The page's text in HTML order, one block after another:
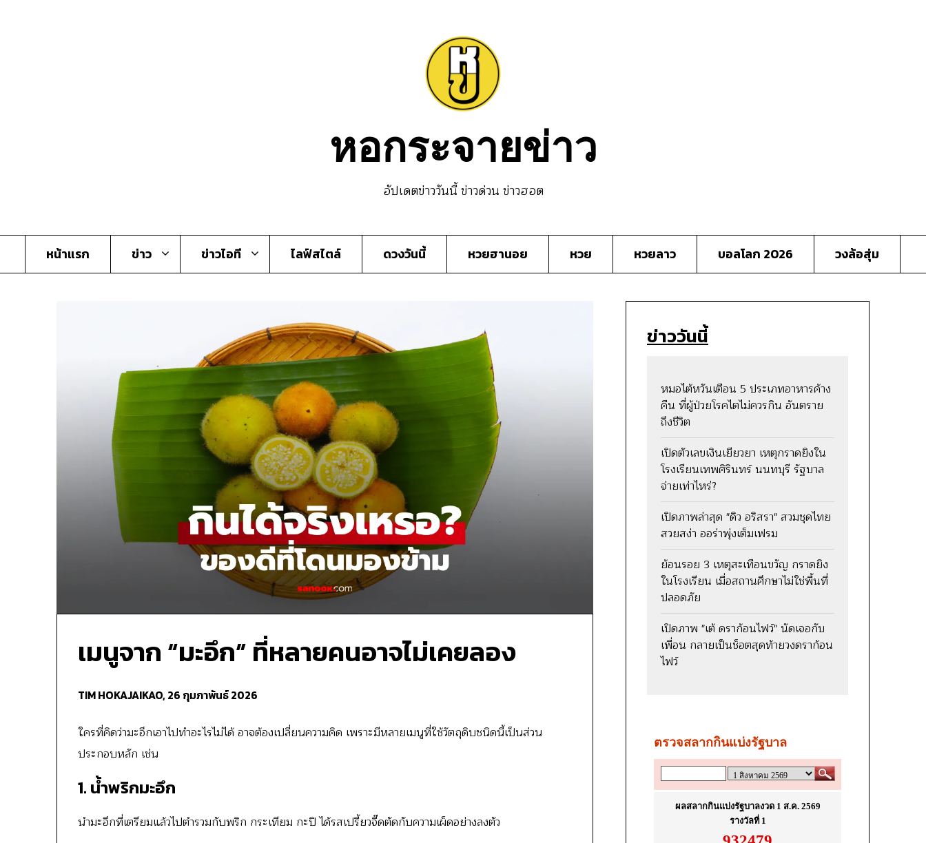
หอกระจายข่าว
อัปเดตข่าววันนี้ ข่าวด่วน ข่าวฮอต
หน้าแรก ข่าว ข่าวไอที ไลฟ์สไตล์ ดวงวันนี้ หวยฮานอย หวย หวยลาว บอลโลก 2026 วงล้อสุ่ม
เมนูจาก “มะอึก” ที่หลายคนอาจไม่เคยลอง
TIM HOKAJAIKAO, 26 กุมภาพันธ์ 2026
ใครที่คิดว่ามะอึกเอาไปทำอะไรไม่ได้ อาจต้องเปลี่ยนความคิด เพราะมีหลายเมนูที่ใช้วัตถุดิบชนิดนี้เป็นส่วน
ประกอบหลัก เช่น
1. น้ำพริกมะอึก
นำมะอึกที่เตรียมแล้วไปตำรวมกับพริก กระเทียม กะปิ ได้รสเปรี้ยวจี๊ดตัดกับความเผ็ดอย่างลงตัว
ข่าววันนี้
หมอไต้หวันเตือน 5 ประเภทอาหารค้าง
คืน ที่ผู้ป่วยโรคไตไม่ควรกิน อันตราย
ถึงชีวิต
เปิดตัวเลขเงินเยียวยา เหตุกราดยิงใน
โรงเรียนเทพศิรินทร์ นนทบุรี รัฐบาล
จ่ายเท่าไหร่?
เปิดภาพล่าสุด "ดิว อริสรา" สวมชุดไทย
สวยสง่า ออร่าพุ่งเต็มเฟรม
ย้อนรอย 3 เหตุสะเทือนขวัญ กราดยิง
ในโรงเรียน เมื่อสถานศึกษาไม่ใช่พื้นที่
ปลอดภัย
เปิดภาพ "เต้ ดราก้อนไฟว์" นัดเจอกับ
เพื่อน กลายเป็นช็อตสุดท้ายวงดราก้อน
ไฟว์